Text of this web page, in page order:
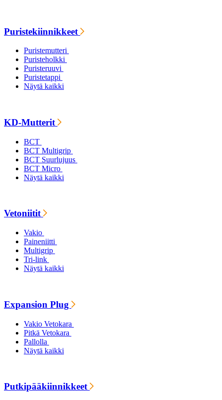
Puristekiinnikkeet
Puristemutteri
Puristeholkki
Puristeruuvi
Puristetappi
Näytä kaikki
KD-Mutterit
BCT
BCT Multigrip
BCT Suurlujuus
BCT Micro
Näytä kaikki
Vetoniitit
Vakio
Paineniitti
Multigrip
Tri-link
Näytä kaikki
Expansion Plug
Vakio Vetokara
Pitkä Vetokara
Pallolla
Näytä kaikki
Putkipääkiinnikkeet